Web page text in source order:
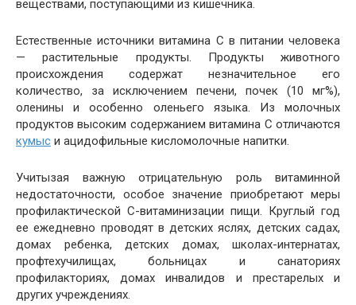
веществами, поступающими из кишечника.
Естественные источники витамина С в питании человека
— растительные продукты. Продукты животного
происхождения содержат незначительное его
количество, за исключением печени, почек (10 мг%),
оленины и особенно оленьего языка. Из молочных
продуктов высоким содержанием витамина С отличаются
кумыс и ацидофильные кисломолочные напитки.
Учитызая важную отрицательную роль витаминной
недостаточности, особое значение приобретают меры
профилактической С-витаминизации пищи. Круглый год
ее ежедневно проводят в детских яслях, детских садах,
домах ребенка, детских домах, школах-интернатах,
профтехучилищах, больницах и санаториях
профилакториях, домах инвалидов и престарелых и
других учреждениях.